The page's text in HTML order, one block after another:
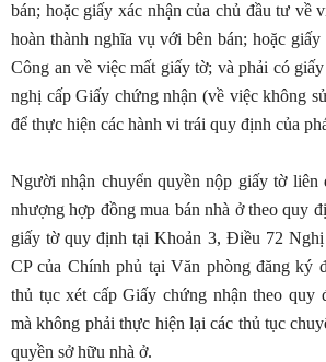
bán; hoặc giấy xác nhận của chủ đầu tư về
hoàn thành nghĩa vụ với bên bán; hoặc giấy
Công an về việc mất giấy tờ; và phải có
nghị cấp Giấy chứng nhận (về việc không
để thực hiện các hành vi trái quy định của
Người nhận chuyển quyền nộp giấy tờ liên
nhượng hợp đồng mua bán nhà ở theo quy
giấy tờ quy định tại Khoản 3, Điều 72
CP của Chính phủ tại Văn phòng đăng ký
thủ tục xét cấp Giấy chứng nhận theo quy
mà không phải thực hiện lại các thủ tục
quyền sở hữu nhà ở.